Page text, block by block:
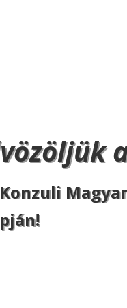
Magyar